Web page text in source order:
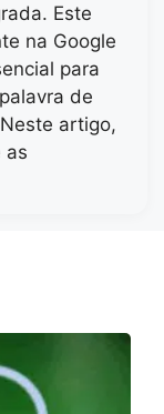
Este
na Google
para
de
artigo,
as